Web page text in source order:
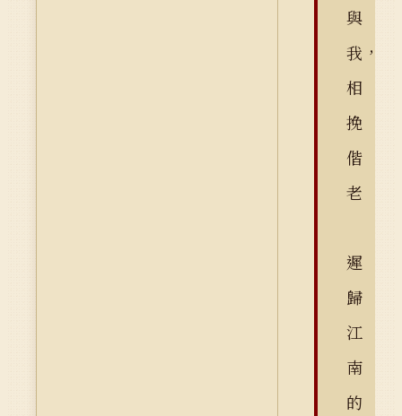
與
我，
相
挽
偕
老
遲
歸
江
南
的